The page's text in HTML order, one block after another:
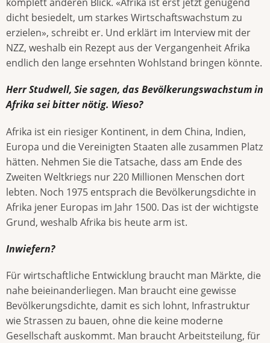
dicht besiedelt, um starkes Wirtschaftswachstum zu
erzielen», schreibt er. Und erklärt im Interview mit der
NZZ, weshalb ein Rezept aus der Vergangenheit Afrika
endlich den lange ersehnten Wohlstand bringen könnte.
Herr Studwell, Sie sagen, das Bevölkerungswachstum in
Afrika sei bitter nötig. Wieso?
Afrika ist ein riesiger Kontinent, in dem China, Indien,
Europa und die Vereinigten Staaten alle zusammen Platz
hätten. Nehmen Sie die Tatsache, dass am Ende des
Zweiten Weltkriegs nur 220 Millionen Menschen dort
lebten. Noch 1975 entsprach die Bevölkerungsdichte in
Afrika jener Europas im Jahr 1500. Das ist der wichtigste
Grund, weshalb Afrika bis heute arm ist.
Inwiefern?
Für wirtschaftliche Entwicklung braucht man Märkte, die
nahe beieinanderliegen. Man braucht eine gewisse
Bevölkerungsdichte, damit es sich lohnt, Infrastruktur
wie Strassen zu bauen, ohne die keine moderne
Gesellschaft auskommt. Man braucht Arbeitsteilung, für